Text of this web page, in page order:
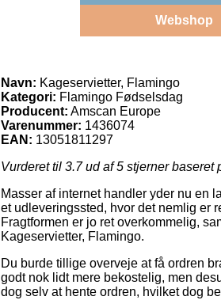
Webshop
Navn: Kageservietter, Flamingo
Kategori: Flamingo Fødselsdag
Producent: Amscan Europe
Varenummer: 1436074
EAN: 13051811297
Vurderet til 3.7ud af 5 stjerner baseret
Masser af internet handler yder nu en
et udleveringssted, hvor det nemlig er
Fragtformen er jo ret overkommelig,
Kageservietter, Flamingo.
Du burde tillige overveje at få ordren
godt nok lidt mere bekostelig, men
dog selv at hente ordren, hvilket dog